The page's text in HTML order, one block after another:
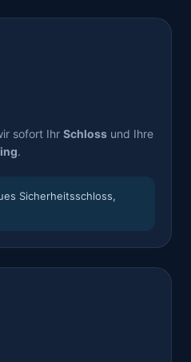
sofort Ihr Schloss und Ihre
.
Sicherheitsschloss,